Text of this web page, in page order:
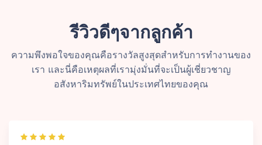
รีวิวดีๆจากลูกค้า
ความพึงพอใจของคุณคือรางวัลสูงสุดสำหรับการทำงานของ
เรา และนี่คือเหตุผลที่เรามุ่งมั่นที่จะเป็นผู้เชี่ยวชาญ
อสังหาริมทรัพย์ในประเทศไทยของคุณ